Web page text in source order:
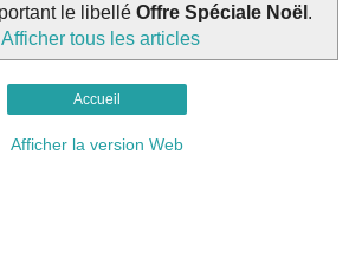
le libellé Offre Spéciale Noël .
Afficher tous les articles
Accueil
Afficher la version Web